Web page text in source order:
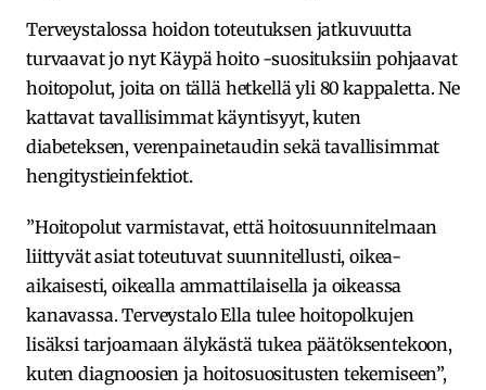
Terveystalossa hoidon toteutuksen jatkuvuutta
turvaavat jo nyt Käypä hoito -suosituksiin pohjaavat
hoitopolut, joita on tällä hetkellä yli 80 kappaletta. Ne
kattavat tavallisimmat käyntisyyt, kuten
diabeteksen, verenpainetaudin sekä tavallisimmat
hengitystieinfektiot.
”Hoitopolut varmistavat, että hoitosuunnitelmaan
liittyvät asiat toteutuvat suunnitellusti, oikea-
aikaisesti, oikealla ammattilaisella ja oikeassa
kanavassa. Terveystalo Ella tulee hoitopolkujen
lisäksi tarjoamaan älykästä tukea päätöksentekoon,
kuten diagnoosien ja hoitosuositusten tekemiseen”,